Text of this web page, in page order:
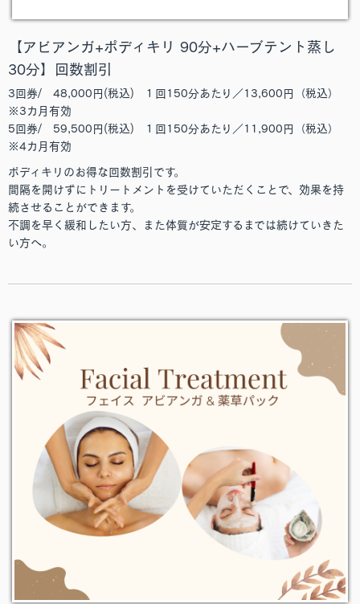
【アビアンガ+ポディキリ 90分+ハーブテント蒸し
30分】回数割引
3回券/ 48,000円(税込) １回150分あたり／13,600円（税込）
※3カ月有効
5回券/ 59,500円(税込) １回150分あたり／11,900円（税込）
※4カ月有効
ポディキリのお得な回数割引です。
間隔を開けずにトリートメントを受けていただくことで、効果を持
続させることができます。
不調を早く緩和したい方、また体質が安定するまでは続けていきた
い方へ。